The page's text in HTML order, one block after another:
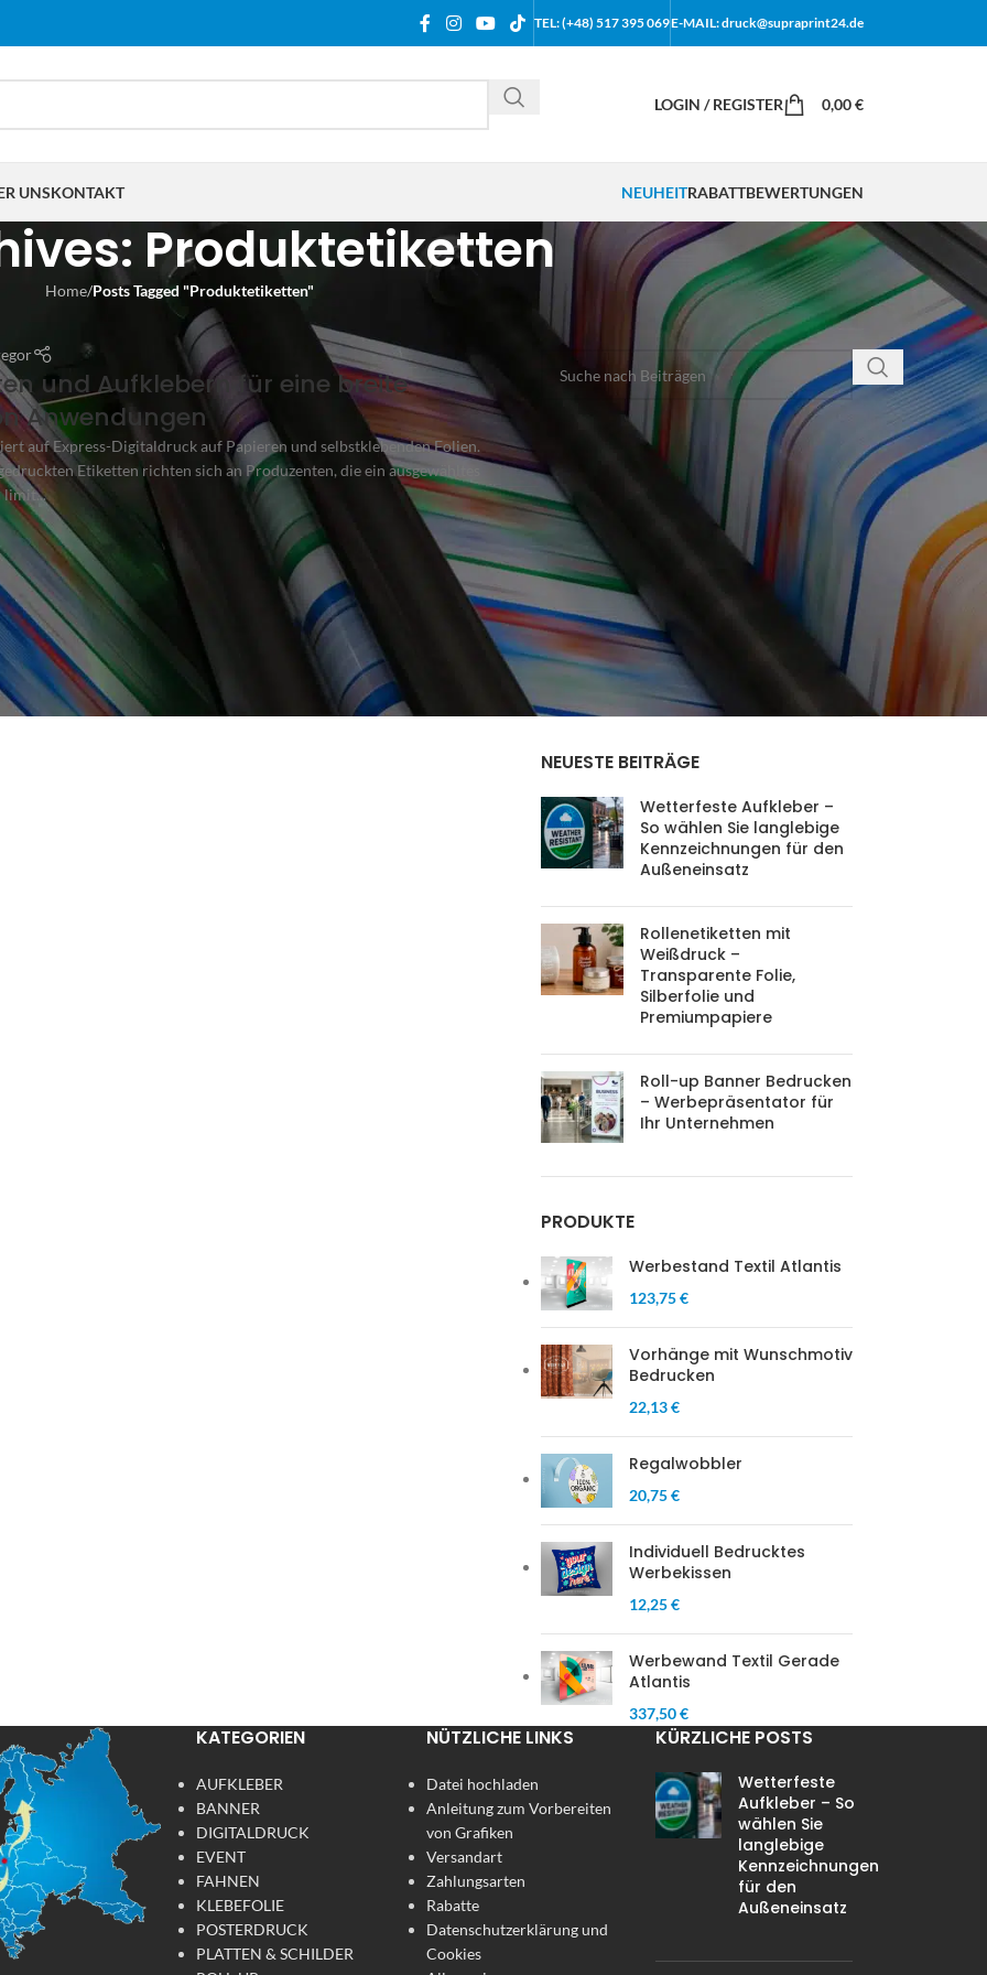
TEL: (+48) 517 395 069E-MAIL: druck@supraprint24.de
LOGIN / REGISTER 0,00€
UNSKONTAKT NEUHEITRABATTBEWERTUNGEN
Produktetiketten
Home/Posts Tagged "Produktetiketten"
und Aufklebern für eine breite
Anwendungen
auf Express-Digitaldruck auf Papieren und selbstklebenden Folien.
Etiketten richten sich an Produzenten, die ein ausgewähltes
limit...
IM BLOG SUCHEN
KATEGORIEN
AUSSENWERBUNG
DIGITAL DRUCKEREI
DRUCKTECHNOLOGIEN
EVENTWERBUNG
NÜTZLICHE TIPPS
WERBEGEGENSTÄNDE
WERBESYSTEME
NEUESTE BEITRÄGE
Wetterfeste Aufkleber –
So wählen Sie langlebige
Kennzeichnungen für den
Außeneinsatz
Rollenetiketten mit
Weißdruck –
Transparente Folie,
Silberfolie und
Premiumpapiere
Roll-up Banner Bedrucken
– Werbepräsentator für
Ihr Unternehmen
PRODUKTE
Werbestand Textil Atlantis
123,75 €
Vorhänge mit Wunschmotiv
Bedrucken
22,13 €
Regalwobbler
20,75 €
Individuell Bedrucktes
Werbekissen
12,25 €
Werbewand Textil Gerade
Atlantis
337,50 €
KATEGORIEN
AUFKLEBER
BANNER
DIGITALDRUCK
EVENT
FAHNEN
KLEBEFOLIE
POSTERDRUCK
PLATTEN & SCHILDER
NÜTZLICHE LINKS
Datei hochladen
Anleitung zum Vorbereiten
von Grafiken
Versandart
Zahlungsarten
Rabatte
Datenschutzerklärung und
Cookies
KÜRZLICHE POSTS
Wetterfeste
Aufkleber – So
wählen Sie
langlebige
Kennzeichnungen
für den
Außeneinsatz